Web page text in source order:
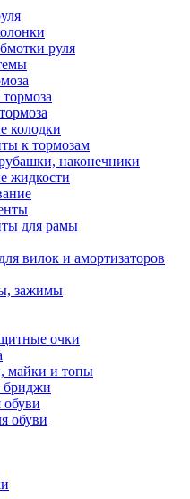
руля
колодки
к тормозам
наконечники
жидкости
для рамы
вилок и амортизаторов
зажимы
очки
майки и топы
обуви
обуви